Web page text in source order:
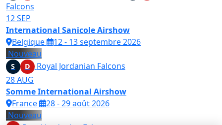
Falcons
12SEP
International Sanicole Airshow
Belgique
12 - 13 septembre 2026
Nouveau
S D
Royal Jordanian Falcons
28AUG
Somme International Airshow
France
28 - 29 août 2026
Nouveau